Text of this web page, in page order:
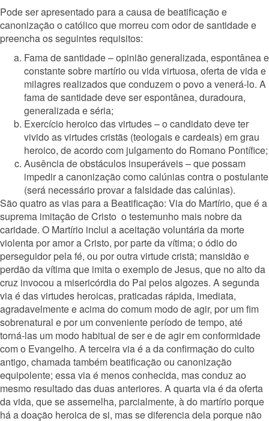
Pode ser apresentado para a causa de beatificação e
canonização o católico que morreu com odor de santidade e
preencha os seguintes requisitos:
Fama de santidade – opinião generalizada, espontânea e
constante sobre martírio ou vida virtuosa, oferta de vida e
milagres realizados que conduzem o povo a venerá-lo. A
fama de santidade deve ser espontânea, duradoura,
generalizada e séria;
Exercício heroico das virtudes – o candidato deve ter
vivido as virtudes cristãs (teologais e cardeais) em grau
heroico, de acordo com julgamento do Romano Pontífice;
Ausência de obstáculos insuperáveis – que possam
impedir a canonização como calúnias contra o postulante
(será necessário provar a falsidade das calúnias).
São quatro as vias para a Beatificação: Via do Martírio, que é a
suprema imitação de Cristo o testemunho mais nobre da
caridade. O Martírio inclui a aceitação voluntária da morte
violenta por amor a Cristo, por parte da vítima; o ódio do
perseguidor pela fé, ou por outra virtude cristã; mansidão e
perdão da vítima que imita o exemplo de Jesus, que no alto da
cruz invocou a misericórdia do Pai pelos algozes. A segunda
via é das virtudes heroicas, praticadas rápida, imediata,
agradavelmente e acima do comum modo de agir, por um fim
sobrenatural e por um conveniente período de tempo, até
torná-las um modo habitual de ser e de agir em conformidade
com o Evangelho. A terceira via é a da confirmação do culto
antigo, chamada também beatificação ou canonização
equipolente; essa via é menos conhecida, mas conduz ao
mesmo resultado das duas anteriores. A quarta via é da oferta
da vida, que se assemelha, parcialmente, à do martírio porque
há a doação heroica de si, mas se diferencia dela porque não